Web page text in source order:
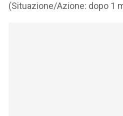
(Situazione/Azione: dopo 1